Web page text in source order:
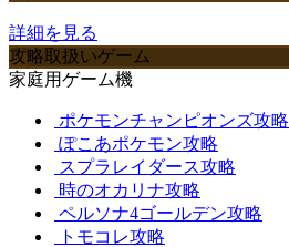
詳細を見る
攻略取扱いゲーム
家庭用ゲーム機
ポケモンチャンピオンズ攻略
ぽこあポケモン攻略
スプラレイダース攻略
時のオカリナ攻略
ペルソナ4ゴールデン攻略
トモコレ攻略